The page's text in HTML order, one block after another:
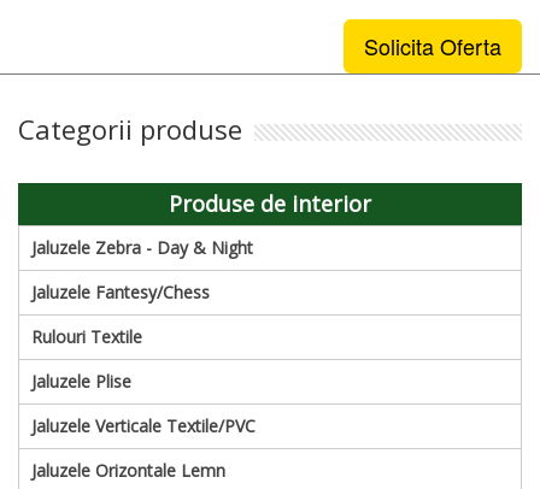
Solicita Oferta
Categorii produse
Produse de interior
Jaluzele Zebra - Day & Night
Jaluzele Fantesy/Chess
Rulouri Textile
Jaluzele Plise
Jaluzele Verticale Textile/PVC
Jaluzele Orizontale Lemn